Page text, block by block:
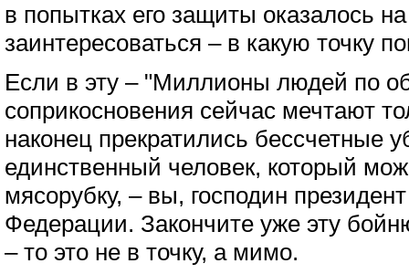
в попытках его защиты оказалось
заинтересоваться – в какую точку
Если в эту – "Миллионы людей по
соприкосновения сейчас мечтают
наконец прекратились бессчетные
единственный человек, который
мясорубку, – вы, господин
Федерации. Закончите уже эту
– то это не в точку, а мимо.